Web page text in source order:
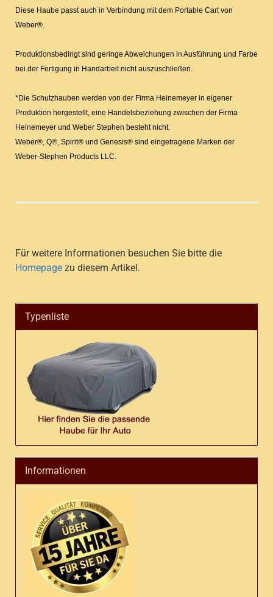
Diese Haube passt auch in Verbindung mit dem Portable Cart von
Weber®.
Produktionsbedingt sind geringe Abweichungen in Ausführung und Farbe
bei der Fertigung in Handarbeit nicht auszuschließen.
*Die Schutzhauben werden von der Firma Heinemeyer in eigener
Produktion hergestellt, eine Handelsbeziehung zwischen der Firma
Heinemeyer und Weber Stephen besteht nicht.
Weber®, Q®, Spirit® und Genesis® sind eingetragene Marken der
Weber-Stephen Products LLC.
Für weitere Informationen besuchen Sie bitte die
Homepage zu diesem Artikel.
Typenliste
Informationen